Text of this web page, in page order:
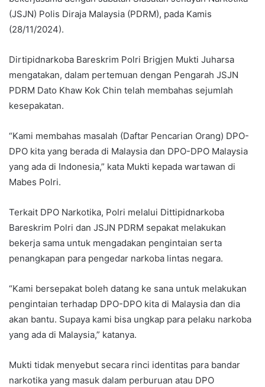
(JSJN) Polis Diraja Malaysia (PDRM), pada Kamis
(28/11/2024).
Dirtipidnarkoba Bareskrim Polri Brigjen Mukti Juharsa
mengatakan, dalam pertemuan dengan Pengarah JSJN
PDRM Dato Khaw Kok Chin telah membahas sejumlah
kesepakatan.
“Kami membahas masalah (Daftar Pencarian Orang) DPO-
DPO kita yang berada di Malaysia dan DPO-DPO Malaysia
yang ada di Indonesia,” kata Mukti kepada wartawan di
Mabes Polri.
Terkait DPO Narkotika, Polri melalui Dittipidnarkoba
Bareskrim Polri dan JSJN PDRM sepakat melakukan
bekerja sama untuk mengadakan pengintaian serta
penangkapan para pengedar narkoba lintas negara.
“Kami bersepakat boleh datang ke sana untuk melakukan
pengintaian terhadap DPO-DPO kita di Malaysia dan dia
akan bantu. Supaya kami bisa ungkap para pelaku narkoba
yang ada di Malaysia,” katanya.
Mukti tidak menyebut secara rinci identitas para bandar
narkotika yang masuk dalam perburuan atau DPO